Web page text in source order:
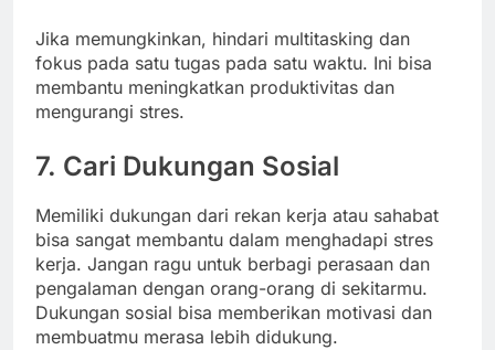
Jika memungkinkan, hindari multitasking dan
fokus pada satu tugas pada satu waktu. Ini bisa
membantu meningkatkan produktivitas dan
mengurangi stres.
7. Cari Dukungan Sosial
Memiliki dukungan dari rekan kerja atau sahabat
bisa sangat membantu dalam menghadapi stres
kerja. Jangan ragu untuk berbagi perasaan dan
pengalaman dengan orang-orang di sekitarmu.
Dukungan sosial bisa memberikan motivasi dan
membuatmu merasa lebih didukung.